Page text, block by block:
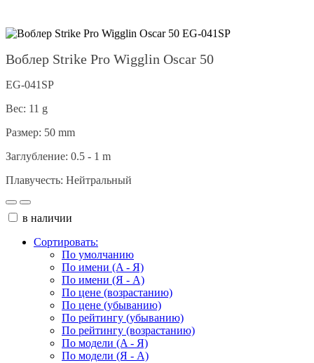
Воблер Strike Pro Wigglin Oscar 50
EG-041SP
Вес: 11 g
Размер: 50 mm
Заглубление: 0.5 - 1 m
Плавучесть: Нейтральный
в наличии
Сортировать:
По умолчанию
По имени (A - Я)
По имени (Я - A)
По цене (возрастанию)
По цене (убыванию)
По рейтингу (убыванию)
По рейтингу (возрастанию)
По модели (A - Я)
По модели (Я - A)